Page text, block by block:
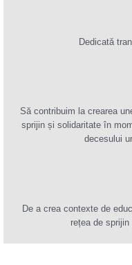
Dedicată
Să contribuim la crearea
sprijin și solidaritate în
decesului
De a crea contexte de
rețea de